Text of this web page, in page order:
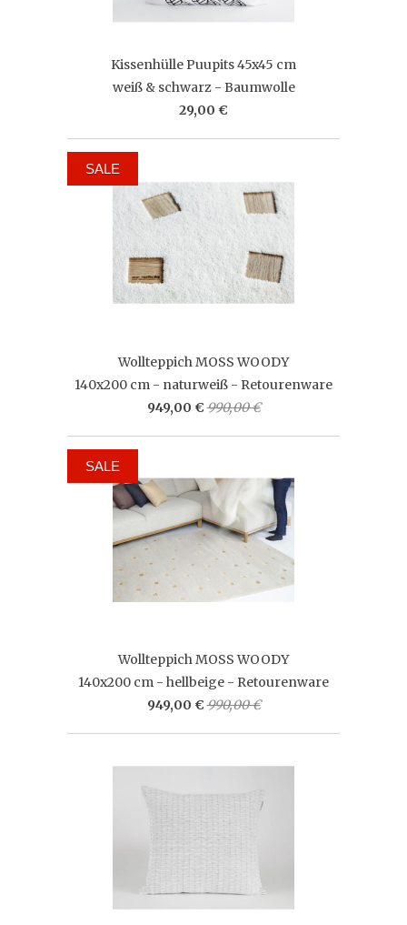
Kissenhülle Puupits 45x45 cm
weiß & schwarz - Baumwolle
29,00 €
Wollteppich MOSS WOODY
140x200 cm - naturweiß - Retourenware
949,00 €990,00 €
SALE
Wollteppich MOSS WOODY
140x200 cm - hellbeige - Retourenware
949,00 €990,00 €
SALE